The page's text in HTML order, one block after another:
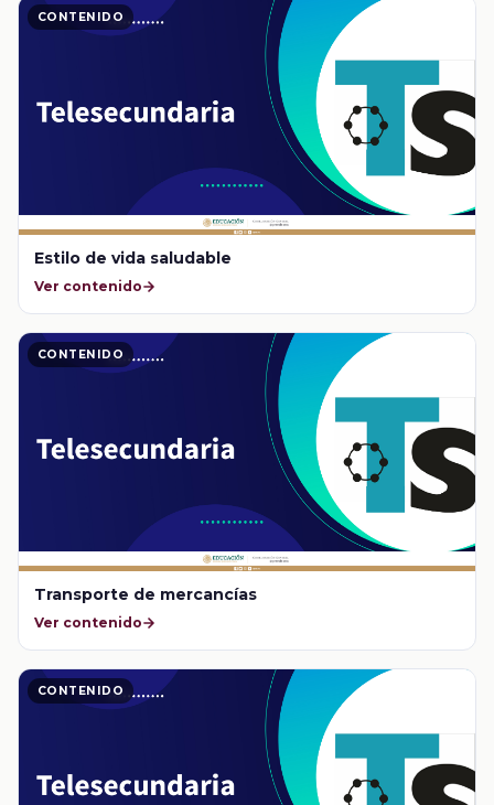
CONTENIDO
Estilo de vida saludable
Ver contenido
CONTENIDO
Transporte de mercancías
Ver contenido
CONTENIDO